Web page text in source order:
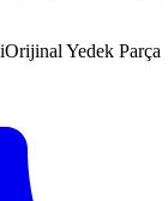
Orijinal Yedek Parça